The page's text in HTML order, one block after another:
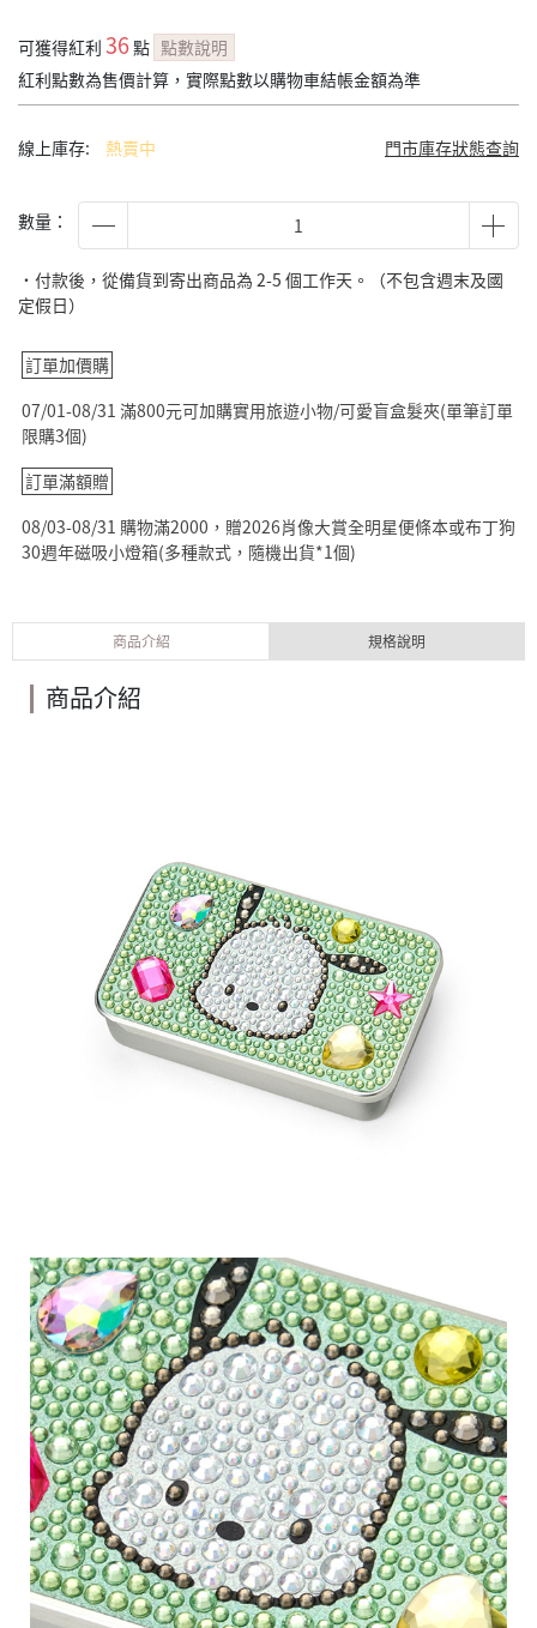
可獲得紅利 36點 點數說明
紅利點數為售價計算，實際點數以購物車結帳金額為準
線上庫存: 熱賣中 門市庫存狀態查詢
數量：
˙付款後，從備貨到寄出商品為 2-5 個工作天。（不包含週末及國
定假日）
訂單加價購
07/01-08/31 滿800元可加購實用旅遊小物/可愛盲盒髮夾(單筆訂單
限購3個)
訂單滿額贈
08/03-08/31 購物滿2000，贈2026肖像大賞全明星便條本或布丁狗
30週年磁吸小燈箱(多種款式，隨機出貨*1個)
商品介紹 規格說明
商品介紹